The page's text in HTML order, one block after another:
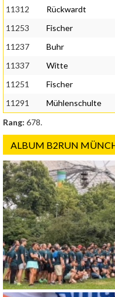
11312
Rückwardt
11253
Fischer
11237
Buhr
11337
Witte
11251
Fischer
11291
Mühlenschulte
Rang: 678.
ALBUM B2RUN